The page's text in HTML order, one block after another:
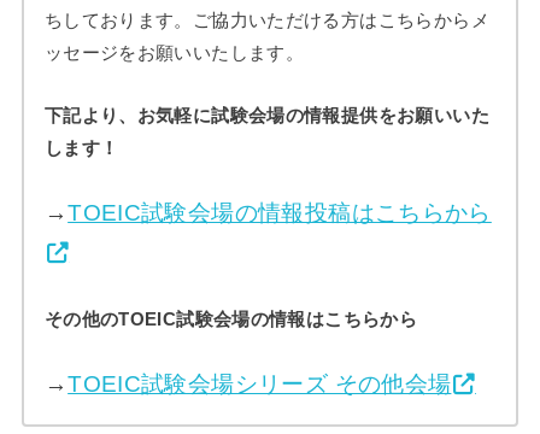
ちしております。ご協力いただける方はこちらからメ
ッセージをお願いいたします。
下記より、お気軽に試験会場の情報提供をお願いいた
します！
→TOEIC試験会場の情報投稿はこちらから
その他のTOEIC試験会場の情報はこちらから
→TOEIC試験会場シリーズ その他会場